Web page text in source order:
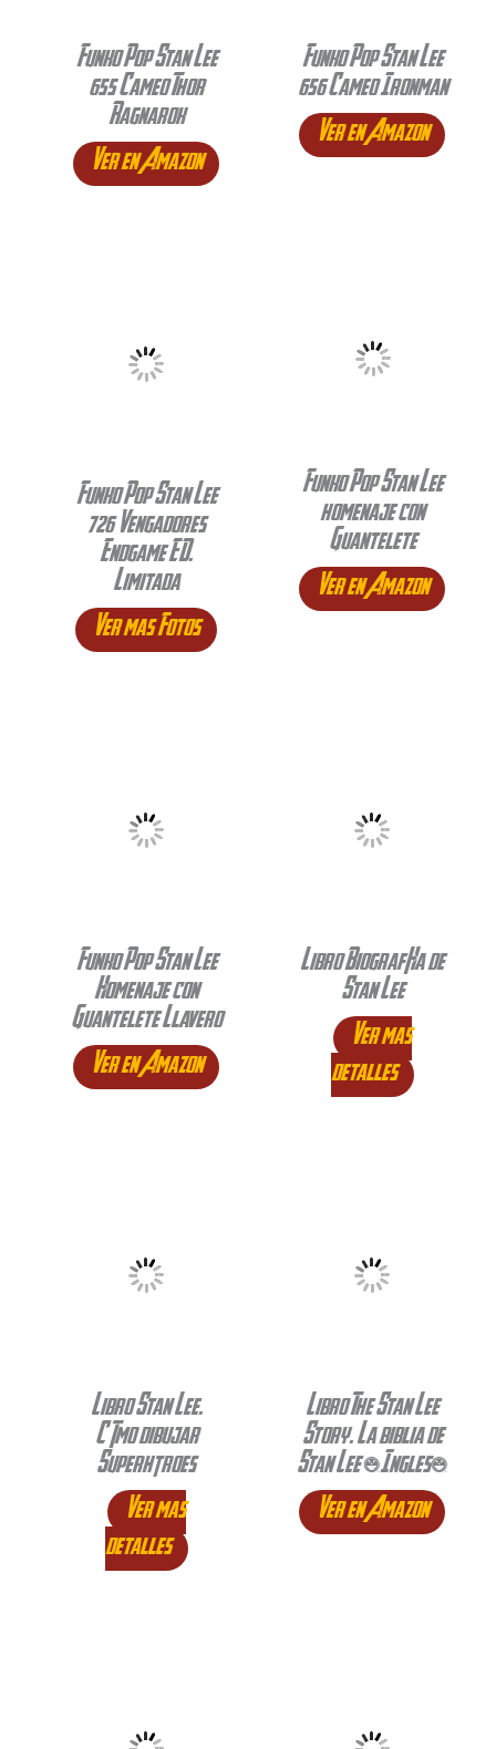
Funko Pop Stan Lee
655 Cameo Thor
Ragnarok
Ver en Amazon
Funko Pop Stan Lee
656 Cameo Ironman
Ver en Amazon
Funko Pop Stan Lee
726 Vengadores
Endgame ED.
Limitada
Ver mas Fotos
Funko Pop Stan Lee
homenaje con
Guantelete
Ver en Amazon
Funko Pop Stan Lee
Homenaje con
Guantelete Llavero
Ver en Amazon
Libro Biografía de
Stan Lee
Ver mas
detalles
Libro Stan Lee.
Cómo dibujar
Superhéroes
Ver mas
detalles
Libro The Stan Lee
Story. La biblia de
Stan Lee (Ingles)
Ver en Amazon